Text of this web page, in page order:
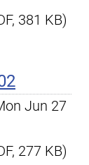
381 KB)
Jun 27
277 KB)